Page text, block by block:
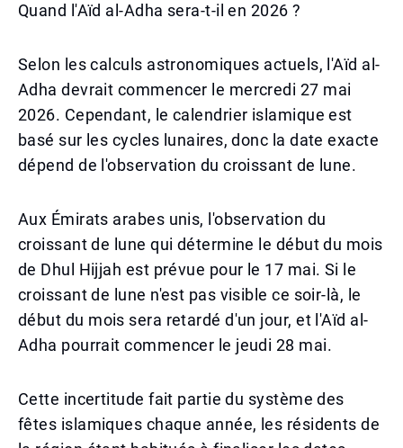
Quand l'Aïd al-Adha sera-t-il en 2026 ?
Selon les calculs astronomiques actuels, l'Aïd al-
Adha devrait commencer le mercredi 27 mai
2026. Cependant, le calendrier islamique est
basé sur les cycles lunaires, donc la date exacte
dépend de l'observation du croissant de lune.
Aux Émirats arabes unis, l'observation du
croissant de lune qui détermine le début du mois
de Dhul Hijjah est prévue pour le 17 mai. Si le
croissant de lune n'est pas visible ce soir-là, le
début du mois sera retardé d'un jour, et l'Aïd al-
Adha pourrait commencer le jeudi 28 mai.
Cette incertitude fait partie du système des
fêtes islamiques chaque année, les résidents de